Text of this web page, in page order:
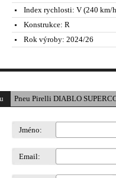
Index rychlosti: V (240 km/
Konstrukce: R
Rok výroby: 2024/26
Pneu Pirelli DIABLO
Jméno:
Email: